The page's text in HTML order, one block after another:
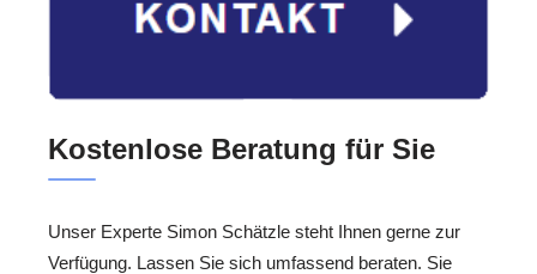
Kostenlose Beratung für Sie
Unser Experte Simon Schätzle steht Ihnen gerne zur
Verfügung. Lassen Sie sich umfassend beraten. Sie